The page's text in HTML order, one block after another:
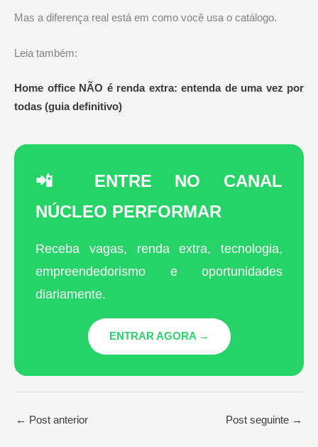
Mas a diferença real está em como você usa o catálogo.
Leia também:
Home office NÃO é renda extra: entenda de uma vez por
todas (guia definitivo)
📲 ENTRE NO CANAL
NÚCLEO PERFORMAR
Receba vagas, renda extra, tecnologia,
empreendedorismo e oportunidades
diariamente.
ENTRAR AGORA →
← Post anterior Post seguinte →